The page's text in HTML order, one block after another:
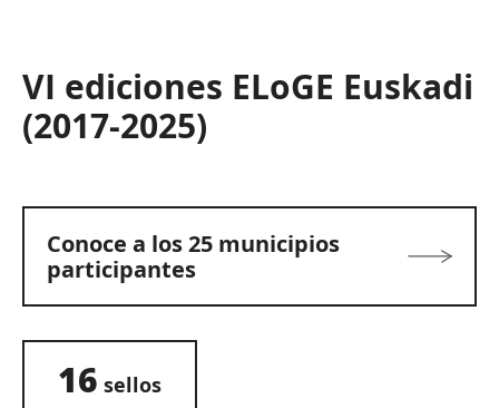
participantes
Principios
Buenas
Consejo
VI ediciones ELoGE Euskadi
(2017-2025)
16 sellos
Conoce a los 25 municipios
participantes